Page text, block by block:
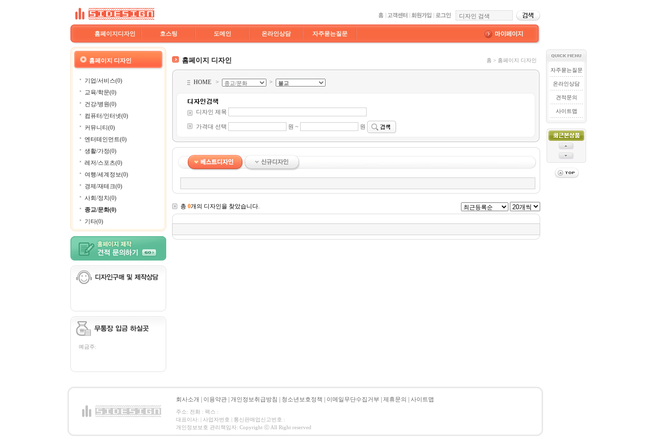
홈페이지디자인 호스팅 도메인 온라인상담 자주묻는질문
홈페이지 디자인
기업/서비스(0)
교육/학문(0)
건강/병원(0)
컴퓨터/인터넷(0)
커뮤니티(0)
엔터테인먼트(0)
생활/가정(0)
레저/스포츠(0)
여행/세계정보(0)
경제/재테크(0)
사회/정치(0)
종교/문화(0)
기타(0)
예금주:
홈페이지 디자인 홈 > 홈페이지 디자인
HOME > >
디자인 제목
가격대 선택 원 ~ 원
총 0개의 디자인을 찾았습니다.
자주묻는질문
온라인상담
견적문의
사이트맵
회사소개 이용약관 개인정보취급방침 청소년보호정책 이메일무단수집거부 제휴문의 사이트맵
주소: 전화 : 팩스 :
대표이사: | 사업자번호 | 통신판매업신고번호 :
개인정보보호 관리책임자: Copyright ⓒ All Right reserved